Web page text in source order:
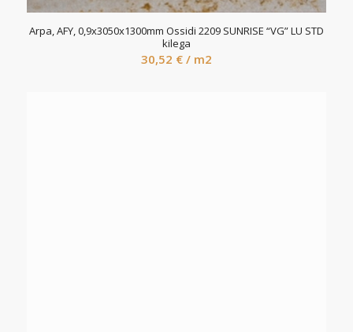
Arpa, AFY, 0,9x3050x1300mm Ossidi 2209 SUNRISE “VG” LU STD
kilega
30,52 € / m2